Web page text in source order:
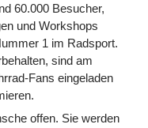
60.000 Besucher,
und Workshops
1 im Radsport.
sind am
Fans eingeladen
offen. Sie werden